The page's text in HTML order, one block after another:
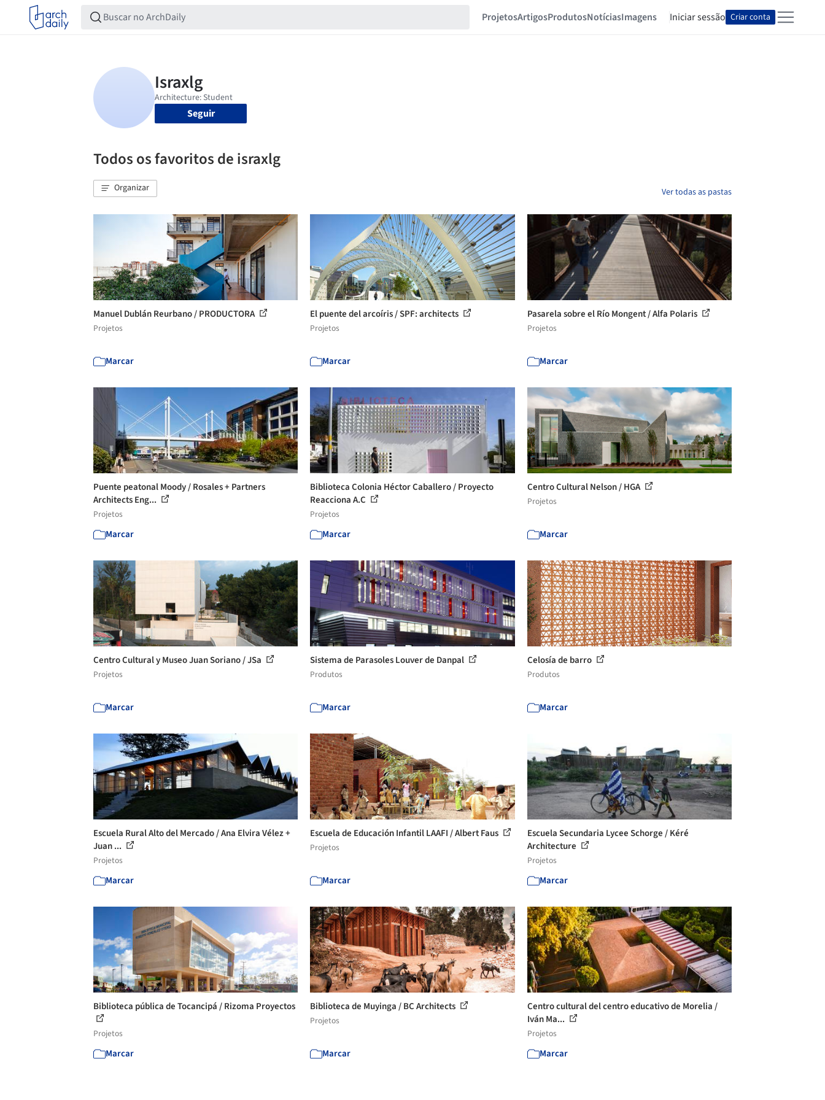
ProjetosArtigosProdutosNotíciasImagens Iniciar sessão Criar conta
Seguir
Todos os favoritos de israxlg
Organizar Ver todas as pastas
Manuel Dublán Reurbano / PRODUCTORA
Projetos
Marcar
El puente del arcoíris / SPF: architects
Projetos
Marcar
Pasarela sobre el Río Mongent / Alfa Polaris
Projetos
Marcar
Puente peatonal Moody / Rosales + Partners
Architects Eng...
Projetos
Marcar
Biblioteca Colonia Héctor Caballero / Proyecto
Reacciona A.C
Projetos
Marcar
Centro Cultural Nelson / HGA
Projetos
Marcar
Centro Cultural y Museo Juan Soriano / JSa
Projetos
Marcar
Sistema de Parasoles Louver de Danpal
Produtos
Marcar
Celosía de barro
Produtos
Marcar
Escuela Rural Alto del Mercado / Ana Elvira Vélez +
Juan ...
Projetos
Marcar
Escuela de Educación Infantil LAAFI / Albert Faus
Projetos
Marcar
Escuela Secundaria Lycee Schorge / Kéré
Architecture
Projetos
Marcar
Biblioteca pública de Tocancipá / Rizoma Proyectos
Projetos
Marcar
Biblioteca de Muyinga / BC Architects
Projetos
Marcar
Centro cultural del centro educativo de Morelia /
Iván Ma...
Projetos
Marcar